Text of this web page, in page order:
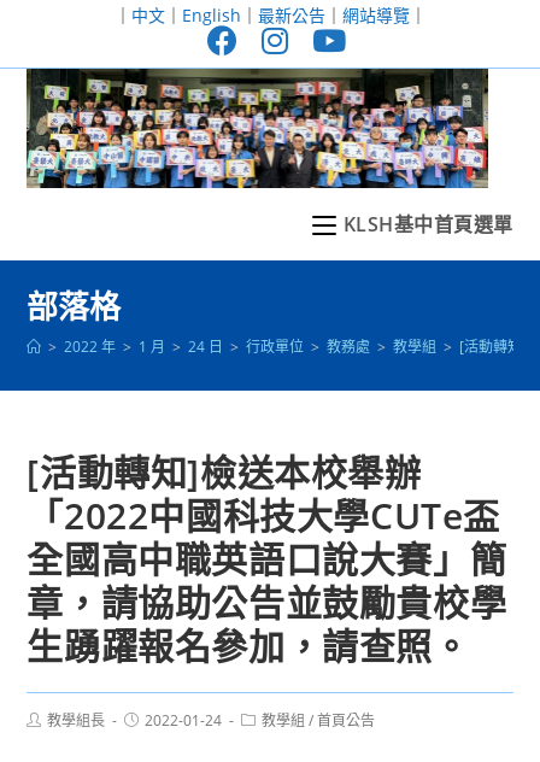
至
｜ 中文｜ English ｜ 最新公告｜ 網站導覽｜
KLSH基中首頁選單
部落格
> 2022 年 > 1 月 > 24 日 > 行政單位 > 教務處 > 教學組 > [活動轉知]
[活動轉知]檢送本校舉辦
「2022中國科技大學CUTe盃
全國高中職英語口說大賽」簡
章，請協助公告並鼓勵貴校學
生踴躍報名參加，請查照。
Post教學組長
Post2022-01-24
Post教學組 / 首頁公告